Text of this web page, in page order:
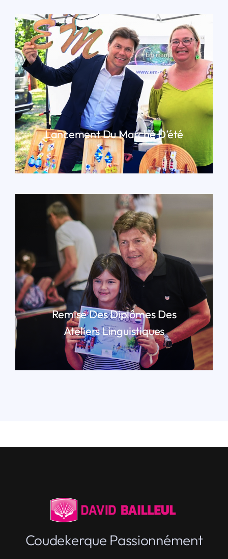
Lancement Du Marché D’été
LIRE PLUS
Remise Des Diplômes Des
Ateliers Linguistiques
LIRE PLUS
Coudekerque Passionnément